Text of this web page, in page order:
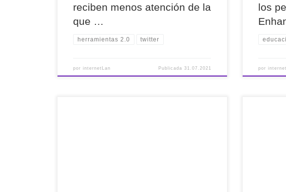
reciben menos atención de la
que …
herramientas 2.0 twitter
porinternetLan Publicada 31.07.2021
los
por